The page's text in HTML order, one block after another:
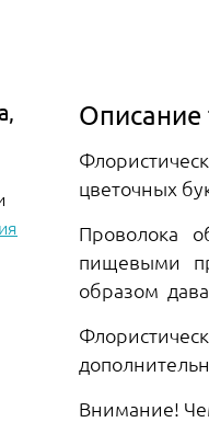
Описание
цветочных
Проволока
пищевыми
образом
Внимание!